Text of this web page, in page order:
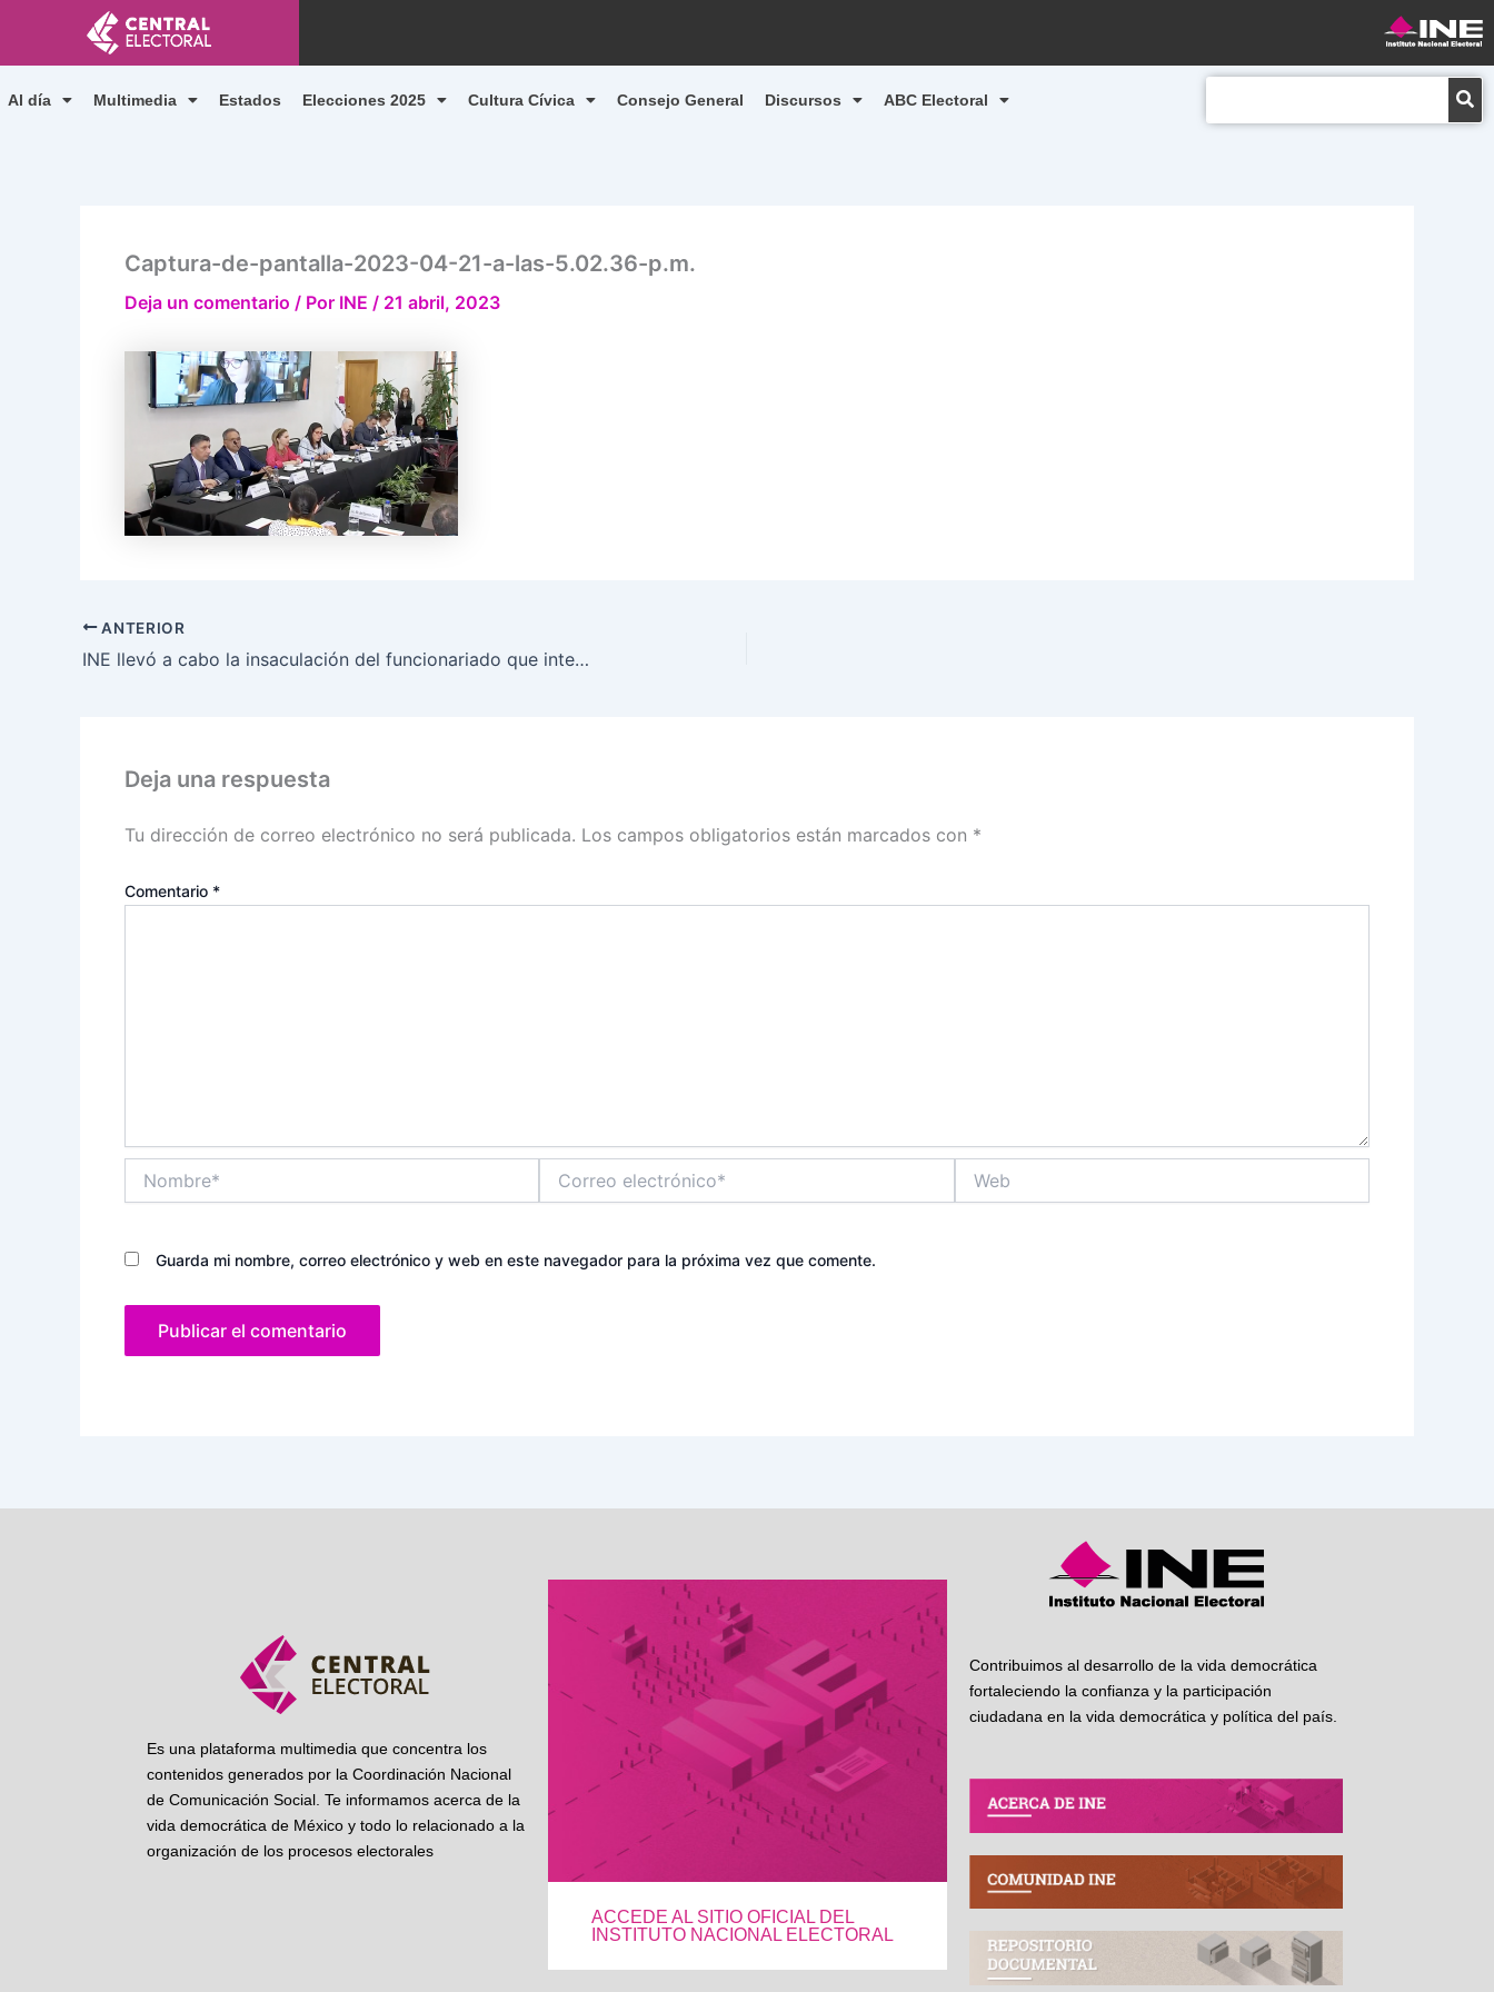
contenido
Al día Multimedia Estados Elecciones 2025 Cultura Cívica Consejo General Discursos ABC Electoral
Captura-de-pantalla-2023-04-21-a-las-5.02.36-p.m.
Deja un comentario / Por INE / 21 abril, 2023
ANTERIOR
INE llevó a cabo la insaculación del funcionariado que integrará los Módulos Receptores de Votación
Deja una respuesta
Tu dirección de correo electrónico no será publicada. Los campos obligatorios están marcados con *
Comentario *
electrónico*
Guarda mi nombre, correo electrónico y web en este navegador para la próxima vez que comente.
Es una plataforma multimedia que concentra los
contenidos generados por la Coordinación Nacional
de Comunicación Social. Te informamos acerca de la
vida democrática de México y todo lo relacionado a la
organización de los procesos electorales
ACCEDE AL SITIO OFICIAL DEL
INSTITUTO NACIONAL ELECTORAL
Contribuimos al desarrollo de la vida democrática
fortaleciendo la confianza y la participación
ciudadana en la vida democrática y política del país.